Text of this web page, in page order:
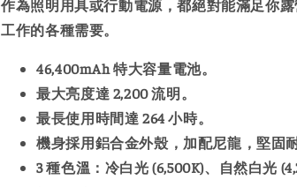
作為照明用具或行動電源，都絕對能滿足你
工作的各種需要。
46,400mAh 特大容量電池。
最大亮度達 2,200 流明。
最長使用時間達 264 小時。
機身採用鋁合金外殼，加配尼龍，堅固耐
3 種色溫：冷白光 (6,500K)、自然白光